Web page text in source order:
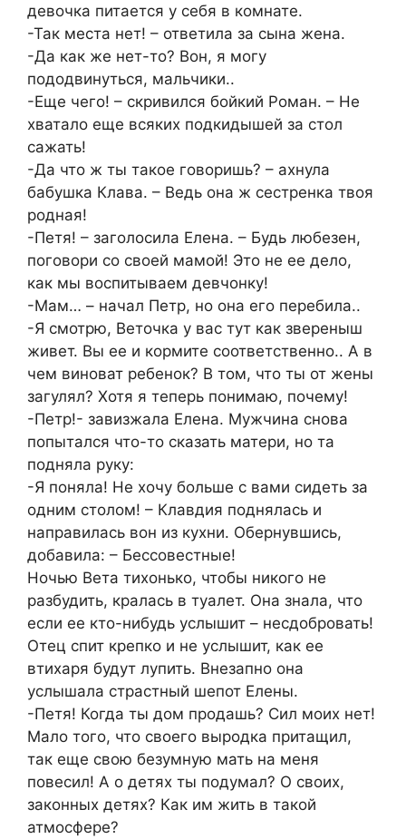
девочка питается у себя в комнате.
-Так места нет! – ответила за сына жена.
-Да как же нет-то? Вон, я могу
пододвинуться, мальчики..
-Еще чего! – скривился бойкий Роман. – Не
хватало еще всяких подкидышей за стол
сажать!
-Да что ж ты такое говоришь? – ахнула
бабушка Клава. – Ведь она ж сестренка твоя
родная!
-Петя! – заголосила Елена. – Будь любезен,
поговори со своей мамой! Это не ее дело,
как мы воспитываем девчонку!
-Мам… – начал Петр, но она его перебила..
-Я смотрю, Веточка у вас тут как звереныш
живет. Вы ее и кормите соответственно.. А в
чем виноват ребенок? В том, что ты от жены
загулял? Хотя я теперь понимаю, почему!
-Петр!- завизжала Елена. Мужчина снова
попытался что-то сказать матери, но та
подняла руку:
-Я поняла! Не хочу больше с вами сидеть за
одним столом! – Клавдия поднялась и
направилась вон из кухни. Обернувшись,
добавила: – Бессовестные!
Ночью Вета тихонько, чтобы никого не
разбудить, кралась в туалет. Она знала, что
если ее кто-нибудь услышит – несдобровать!
Отец спит крепко и не услышит, как ее
втихаря будут лупить. Внезапно она
услышала страстный шепот Елены.
-Петя! Когда ты дом продашь? Сил моих нет!
Мало того, что своего выродка притащил,
так еще свою безумную мать на меня
повесил! А о детях ты подумал? О своих,
законных детях? Как им жить в такой
атмосфере?